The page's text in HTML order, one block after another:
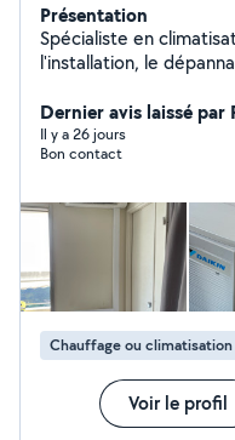
Présentation
Spécialiste en
l'installation, le
local professionnel, je
fiables, performantes et
les travaux sont
professionnel
conformes et sécurisées. Réactif et sérieux, je mets
point d'honneur à
interventions efficaces
ma priorité. N'hésitez pas à me contacter pour un devis
ou une intervention rapide ! Installation /
dépannage de tout
disponible pour vos
responsable
Dernier avis laissé par
Il y a 26 jours
Bon contact
Chauffage ou climatisation
Voir le profil